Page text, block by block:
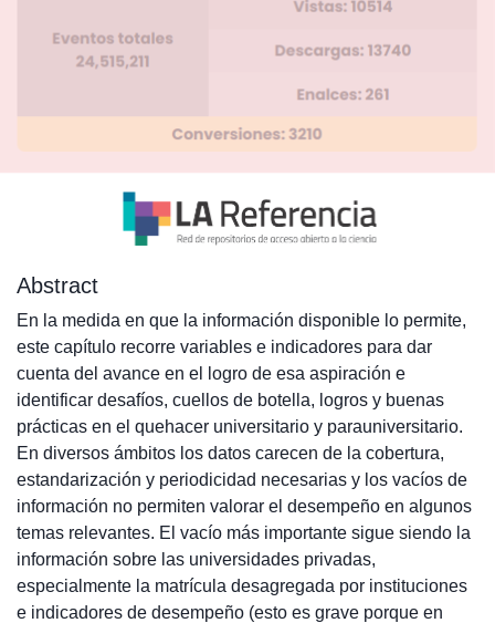
Abstract
En la medida en que la información disponible lo permite,
este capítulo recorre variables e indicadores para dar
cuenta del avance en el logro de esa aspiración e
identificar desafíos, cuellos de botella, logros y buenas
prácticas en el quehacer universitario y parauniversitario.
En diversos ámbitos los datos carecen de la cobertura,
estandarización y periodicidad necesarias y los vacíos de
información no permiten valorar el desempeño en algunos
temas relevantes. El vacío más importante sigue siendo la
información sobre las universidades privadas,
especialmente la matrícula desagregada por instituciones
e indicadores de desempeño (esto es grave porque en